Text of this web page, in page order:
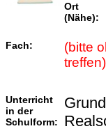
Ort
(Nähe):
Fach:
(bitte
treffen)
Unterricht
in der
Schulform: